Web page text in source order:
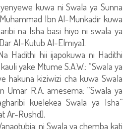
kuwa ni Swala ya Sunna
Ibn Al-Munkadir kuwa
na Isha basi hiyo ni swala ya
Al-Kutub Al-Elmiya].
Hadithi hii ijapokuwa ni Hadithi
yake Mtume S.A.W.: “Swala ya
hakuna kiziwizi cha kuwa Swala
Umar R.A. amesema: “Swala ya
kuelekea Swala ya Isha”
Ar-Rushd].
ni Swala ya chemba kati